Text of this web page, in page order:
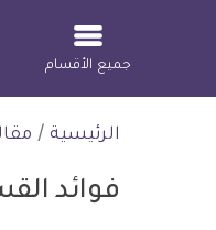
جميع الأقسام
الرئيسية /
فوائد